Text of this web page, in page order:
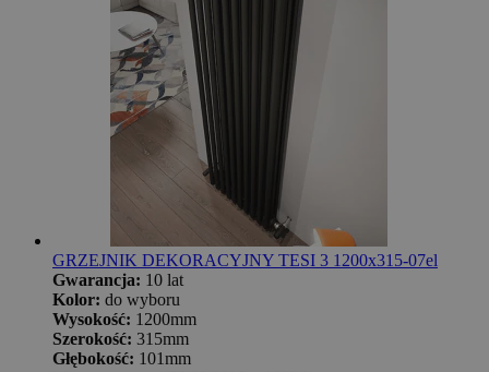
GRZEJNIK DEKORACYJNY TESI 3 1200x315-07el
Gwarancja: 10 lat
Kolor: do wyboru
Wysokość: 1200mm
Szerokość: 315mm
Głębokość: 101mm